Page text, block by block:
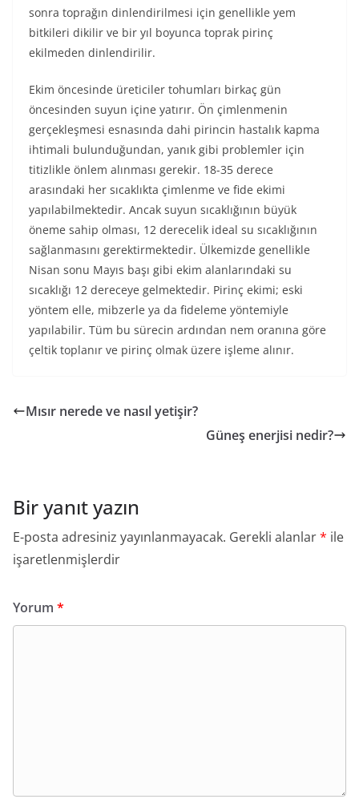
sonra toprağın dinlendirilmesi için genellikle yem
bitkileri dikilir ve bir yıl boyunca toprak pirinç
ekilmeden dinlendirilir.
Ekim öncesinde üreticiler tohumları birkaç gün
öncesinden suyun içine yatırır. Ön çimlenmenin
gerçekleşmesi esnasında dahi pirincin hastalık kapma
ihtimali bulunduğundan, yanık gibi problemler için
titizlikle önlem alınması gerekir. 18-35 derece
arasındaki her sıcaklıkta çimlenme ve fide ekimi
yapılabilmektedir. Ancak suyun sıcaklığının büyük
öneme sahip olması, 12 derecelik ideal su sıcaklığının
sağlanmasını gerektirmektedir. Ülkemizde genellikle
Nisan sonu Mayıs başı gibi ekim alanlarındaki su
sıcaklığı 12 dereceye gelmektedir. Pirinç ekimi; eski
yöntem elle, mibzerle ya da fideleme yöntemiyle
yapılabilir. Tüm bu sürecin ardından nem oranına göre
çeltik toplanır ve pirinç olmak üzere işleme alınır.
Mısır nerede ve nasıl yetişir?
Güneş enerjisi nedir?
Bir yanıt yazın
E-posta adresiniz yayınlanmayacak. Gerekli alanlar* ile
işaretlenmişlerdir
Yorum *